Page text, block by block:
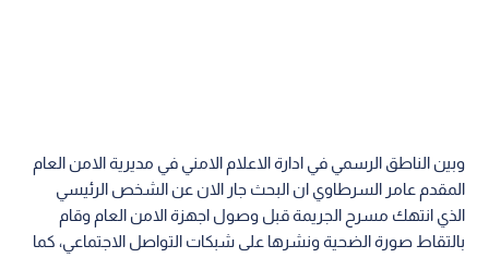
وبين الناطق الرسمي في ادارة الاعلام الامني في مديرية الامن العام
المقدم عامر السرطاوي ان البحث جار الان عن الشخص الرئيسي
الذي انتهك مسرح الجريمة قبل وصول اجهزة الامن العام وقام
بالتقاط صورة الضحية ونشرها على شبكات التواصل الاجتماعي، كما